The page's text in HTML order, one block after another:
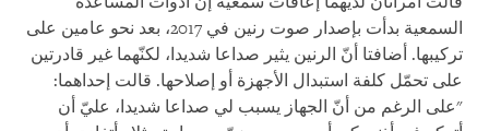
السمعية بدأت بإصدار صوت رنين في 2017، بعد نحو عامين على
تركيبها. أضافتا أنّ الرنين يثير صداعا شديدا، لكنّهما غير قادرتين
على تحمّل كلفة استبدال الأجهزة أو إصلاحها. قالت إحداهما:
"على الرغم من أنّ الجهاز يسبب لي صداعا شديدا، عليّ أن